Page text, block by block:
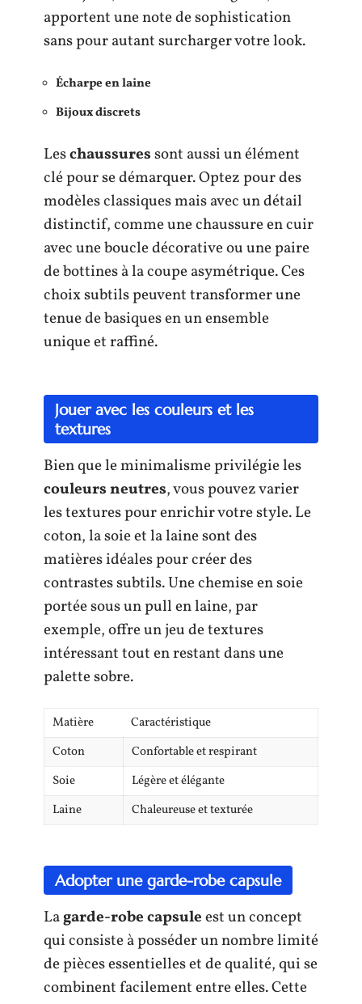
apportent une note de sophistication
sans pour autant surcharger votre look.
Écharpe en laine
Bijoux discrets
Leschaussuressont aussi un élément
clé pour se démarquer. Optez pour des
modèles classiques mais avec un détail
distinctif, comme une chaussure en cuir
avec une boucle décorative ou une paire
de bottines à la coupe asymétrique. Ces
choix subtils peuvent transformer une
tenue de basiques en un ensemble
unique et raffiné.
Jouer avec les couleurs et les
textures
Bien que le minimalisme privilégie les
couleurs neutres, vous pouvez varier
les textures pour enrichir votre style. Le
coton, la soie et la laine sont des
matières idéales pour créer des
contrastes subtils. Une chemise en soie
portée sous un pull en laine, par
exemple, offre un jeu de textures
intéressant tout en restant dans une
palette sobre.
Matière
Caractéristique
Coton
Confortable et respirant
Soie
Légère et élégante
Laine
Chaleureuse et texturée
Adopter une garde-robe capsule
Lagarde-robe capsuleest un concept
qui consiste à posséder un nombre limité
de pièces essentielles et de qualité, qui se
combinent facilement entre elles. Cette